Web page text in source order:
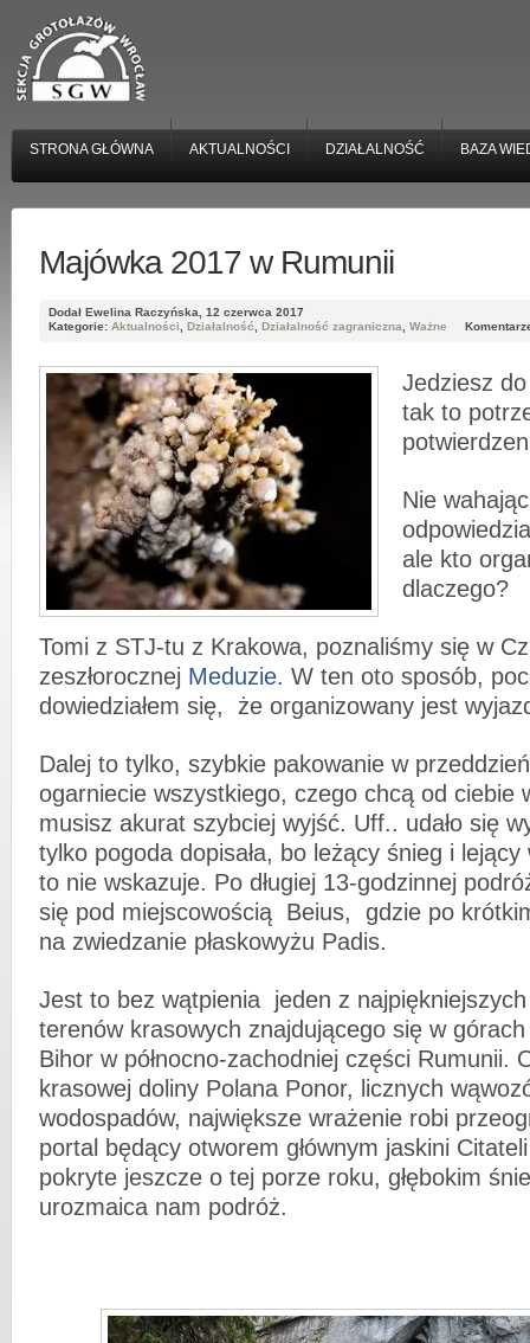
STRONA GŁÓWNA AKTUALNOŚCI DZIAŁALNOŚĆ BAZA
Majówka 2017 w Rumunii
Dodał Ewelina Raczyńska, 12 czerwca 2017
Kategorie: Aktualności, Działalność, Działalność zagraniczna, Ważne
Jedziesz
tak to
Nie
ale kto
dlaczego?
Tomi z STJ-tu z Krakowa, poznaliśmy się w
zeszłorocznej Meduzie. W ten oto sposób,
dowiedziałem się, że organizowany jest
Dalej to tylko, szybkie pakowanie w
ogarniecie wszystkiego, czego chcą od ciebie
musisz akurat szybciej wyjść. Uff.. udało się
tylko pogoda dopisała, bo leżący śnieg i lejący
to nie wskazuje. Po długiej 13-godzinnej
się pod miejscowością Beius, gdzie po
na zwiedzanie płaskowyżu Padis.
Jest to bez wątpienia jeden z
terenów krasowych znajdującego się w
Bihor w północno-zachodniej części Rumunii.
krasowej doliny Polana Ponor, licznych
wodospadów, największe wrażenie robi
portal będący otworem głównym jaskini
pokryte jeszcze o tej porze roku, głębokim
urozmaica nam podróż.